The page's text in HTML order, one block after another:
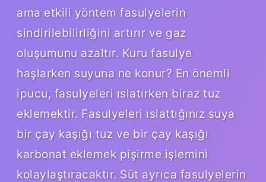
ama etkili yöntem fasulyelerin
sindirilebilirliğini artırır ve gaz
oluşumunu azaltır. Kuru fasulye
haşlarken suyuna ne konur? En önemli
ipucu, fasulyeleri ıslatırken biraz tuz
eklemektir. Fasulyeleri ıslattığınız suya
bir çay kaşığı tuz ve bir çay kaşığı
karbonat eklemek pişirme işlemini
kolaylaştıracaktır. Süt ayrıca fasulyelerin